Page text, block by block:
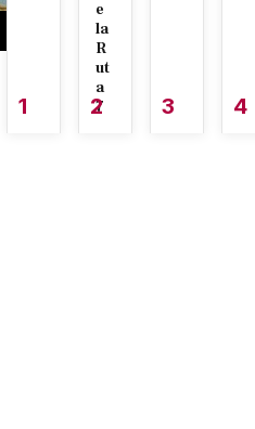
1
e
la
R
ut
a
7
2 3 4